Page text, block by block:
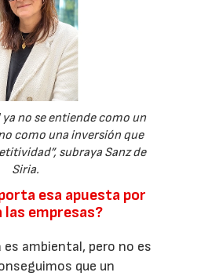
no se entiende como un
como una inversión que
subraya Sanz de
Siria.
esa apuesta por
empresas?
ambiental, pero no es
que un